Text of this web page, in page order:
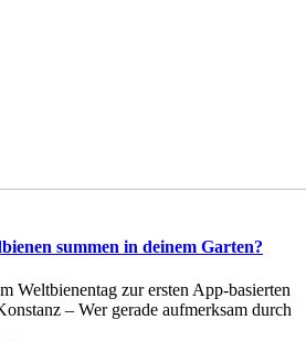
summen in deinem Garten?
Weltbienentag zur ersten App-basierten
– Wer gerade aufmerksam durch